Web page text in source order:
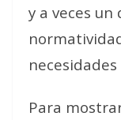
y a veces
Para